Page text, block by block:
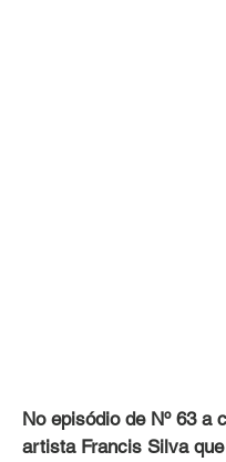
No episódio de Nº 63 a
artista Francis Silva